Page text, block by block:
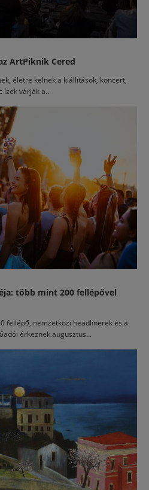
ArtPiknik Cered
életre kelnek a kiállítások, koncert,
ízek várják a...
több mint 200 fellépővel
fellépő, nemzetközi headlinerek és a
érkeznek augusztus...